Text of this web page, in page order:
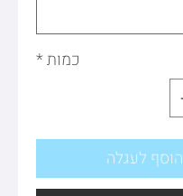
כמות*
הוסף לעגלה